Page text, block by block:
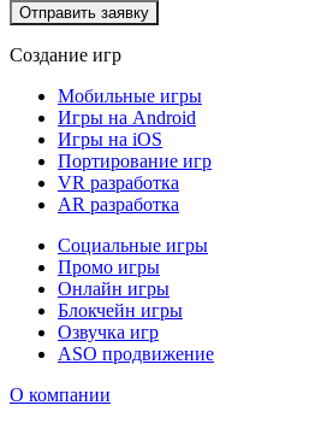
Отправить заявку
Создание игр
Мобильные игры
Игры на Android
Игры на iOS
Портирование игр
VR разработка
AR разработка
Социальные игры
Промо игры
Онлайн игры
Блокчейн игры
Озвучка игр
ASO продвижение
О компании